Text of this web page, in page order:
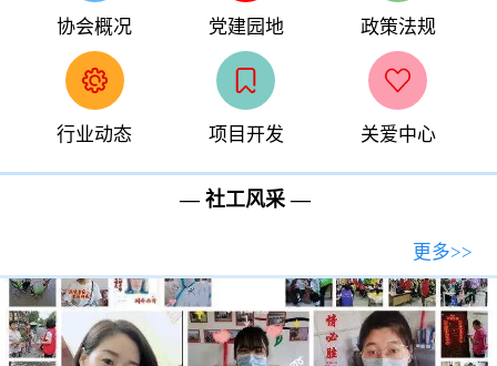
协会概况 党建园地 政策法规
行业动态 项目开发 关爱中心
— 社工风采 —
更多>>